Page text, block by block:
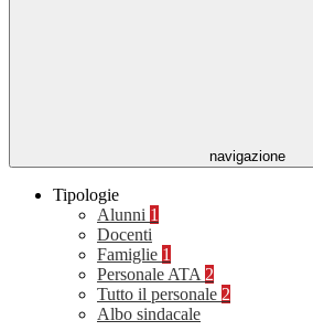
navigazione
Tipologie
Alunni 1
Docenti
Famiglie 1
Personale ATA 2
Tutto il personale 2
Albo sindacale